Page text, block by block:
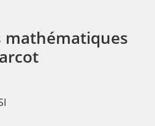
mathématiques